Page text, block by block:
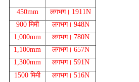
450mm लगभग। 1911N
900 मिमी
लगभग। 948N
1,000mm
लगभग। 780N
1,100mm
लगभग। 657N
1,300mm
लगभग। 591N
1500 मिमी
लगभग। 516N